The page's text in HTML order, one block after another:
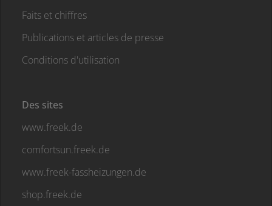
Faits et chiffres
Publications et articles de presse
Conditions d'utilisation
Des sites
www.freek.de
comfortsun.freek.de
www.freek-fassheizungen.de
shop.freek.de